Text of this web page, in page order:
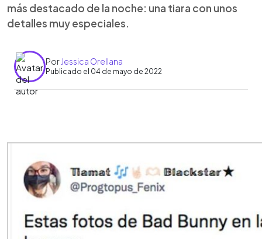
más destacado de la noche: una tiara con unos
detalles muy especiales.
Por Jessica Orellana
Publicado el 04 de mayo de 2022
Escuchar artículo